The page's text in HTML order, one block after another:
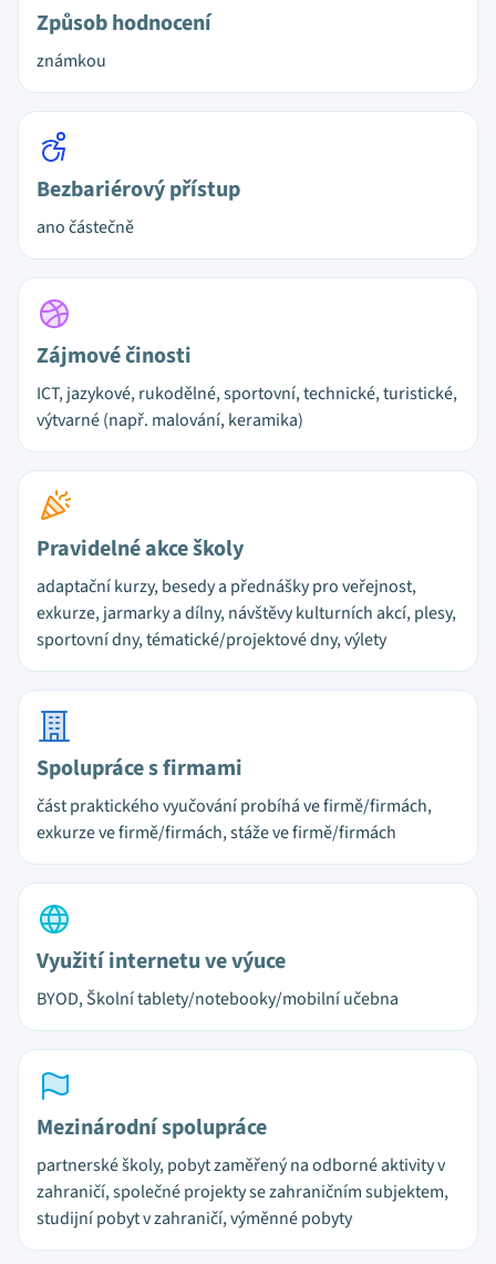
Způsob hodnocení
známkou
Bezbariérový přístup
ano částečně
Zájmové činosti
ICT, jazykové, rukodělné, sportovní, technické, turistické,
výtvarné (např. malování, keramika)
Pravidelné akce školy
adaptační kurzy, besedy a přednášky pro veřejnost,
exkurze, jarmarky a dílny, návštěvy kulturních akcí, plesy,
sportovní dny, tématické/projektové dny, výlety
Spolupráce s firmami
část praktického vyučování probíhá ve firmě/firmách,
exkurze ve firmě/firmách, stáže ve firmě/firmách
Využití internetu ve výuce
BYOD, Školní tablety/notebooky/mobilní učebna
Mezinárodní spolupráce
partnerské školy, pobyt zaměřený na odborné aktivity v
zahraničí, společné projekty se zahraničním subjektem,
studijní pobyt v zahraničí, výměnné pobyty